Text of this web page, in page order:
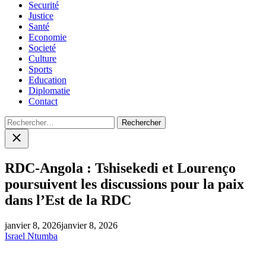
Securité
Justice
Santé
Economie
Societé
Culture
Sports
Education
Diplomatie
Contact
Rechercher :
Close
search
RDC-Angola : Tshisekedi et Lourenço
poursuivent les discussions pour la paix
dans l’Est de la RDC
janvier 8, 2026janvier 8, 2026
Israel Ntumba